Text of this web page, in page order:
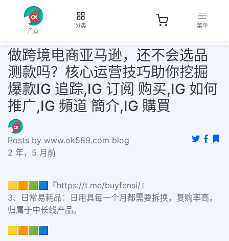
首页
分类 菜单
做跨境电商亚马逊，还不会选品
测款吗？核心运营技巧助你挖掘
爆款IG 追踪,IG 订阅 购买,IG 如何
推广,IG 頻道 簡介,IG 購買
Posts by www.ok589.com blog
2 年，5 月前
🟨🟧🟩🟦『https://t.me/buyfensi/』
3、日常易耗品：日用具每一个月都需要拆换，复购率高，
归属于中长线产品。
🟨🟧🟩🟦